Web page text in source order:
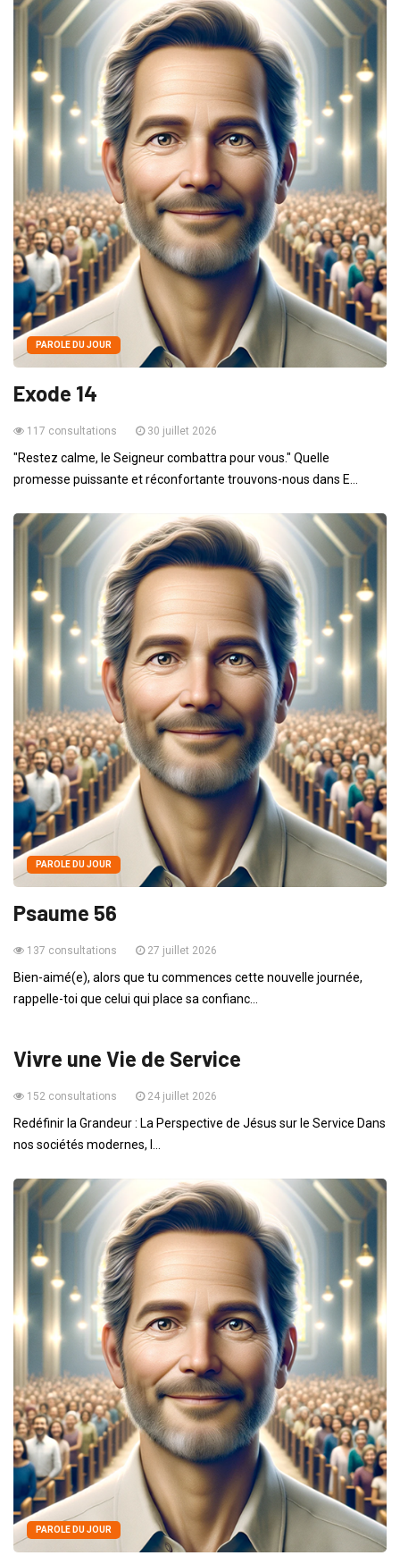
PAROLE DU JOUR
Exode 14
117 consultations 30 juillet 2026
"Restez calme, le Seigneur combattra pour vous." Quelle
promesse puissante et réconfortante trouvons-nous dans E...
PAROLE DU JOUR
Psaume 56
137 consultations 27 juillet 2026
Bien-aimé(e), alors que tu commences cette nouvelle journée,
rappelle-toi que celui qui place sa confianc...
Vivre une Vie de Service
152 consultations 24 juillet 2026
Redéfinir la Grandeur : La Perspective de Jésus sur le Service Dans
nos sociétés modernes, l...
PAROLE DU JOUR